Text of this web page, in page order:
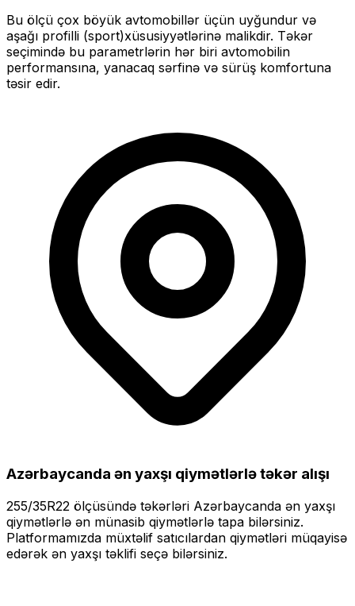
Bu ölçü çox böyük avtomobillər üçün uyğundur və
aşağı profilli (sport)xüsusiyyətlərinə malikdir. Təkər
seçimində bu parametrlərin hər biri avtomobilin
performansına, yanacaq sərfinə və sürüş komfortuna
təsir edir.
Azərbaycanda ən yaxşı qiymətlərlətəkər alışı
255/35R22 ölçüsündə təkərləri Azərbaycanda ən yaxşı
qiymətlərlə ən münasib qiymətlərlə tapa bilərsiniz.
Platformamızda müxtəlif satıcılardan qiymətləri müqayisə
edərək ən yaxşı təklifi seçə bilərsiniz.